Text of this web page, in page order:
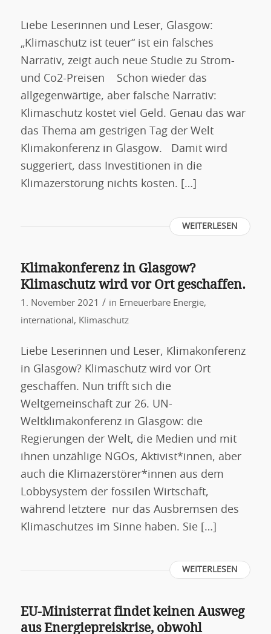
Liebe Leserinnen und Leser, Glasgow:
„Klimaschutz ist teuer“ ist ein falsches
Narrativ, zeigt auch neue Studie zu Strom-
und Co2-Preisen Schon wieder das
allgegenwärtige, aber falsche Narrativ:
Klimaschutz kostet viel Geld. Genau das war
das Thema am gestrigen Tag der Welt
Klimakonferenz in Glasgow. Damit wird
suggeriert, dass Investitionen in die
Klimazerstörung nichts kosten. […]
WEITERLESEN
Klimakonferenz in Glasgow?
Klimaschutz wird vor Ort geschaffen.
1. November 2021 / in Erneuerbare Energie,
international , Klimaschutz
Liebe Leserinnen und Leser, Klimakonferenz
in Glasgow? Klimaschutz wird vor Ort
geschaffen. Nun trifft sich die
Weltgemeinschaft zur 26. UN-
Weltklimakonferenz in Glasgow: die
Regierungen der Welt, die Medien und mit
ihnen unzählige NGOs, Aktivist*innen, aber
auch die Klimazerstörer*innen aus dem
Lobbysystem der fossilen Wirtschaft,
während letztere nur das Ausbremsen des
Klimaschutzes im Sinne haben. Sie […]
WEITERLESEN
EU-Ministerrat findet keinen Ausweg
aus Energiepreiskrise, obwohl